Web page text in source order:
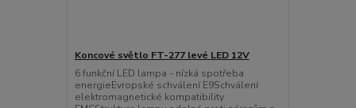
Koncové světlo FT-277 levé LED 12V
6 funkční LED lampa - nízká spotřeba
energieEvropské schválení E9Schválení
elektromagnetické kompatibility